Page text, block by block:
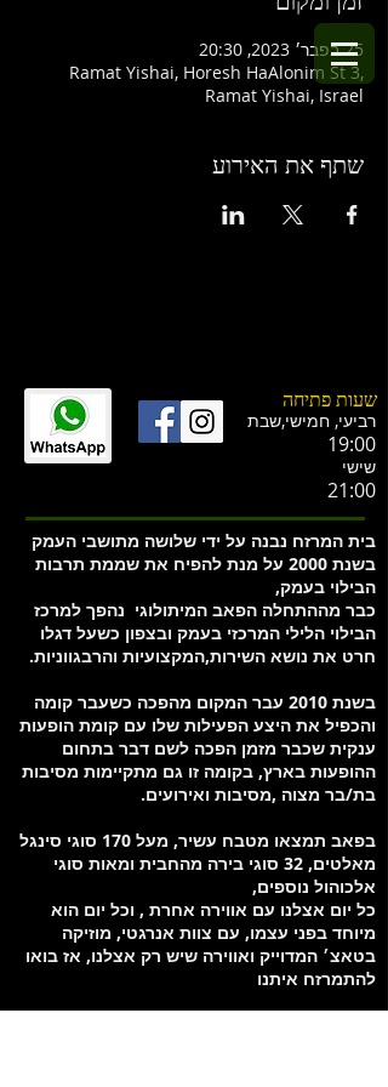
25 בפבר׳ 2023, 20:30
Ramat Yishai, Horesh HaAlonim St 3,
Ramat Yishai, Israel
שתף את האירוע
שעות פתיחה
רביעי, חמישי,שבת
19:00
שישי
21:00
בית המרזח נבנה על ידי שלושה מתושבי העמק
בשנת 2000 על מנת להפיח את שממת תרבות
הבילוי בעמק,
כבר מההתחלה הפאב המיתולוגי נהפך למרכז
הבילוי הלילי המרכזי בעמק ובצפון כשעל דגלו
חרט את נושא השירות,המקצועיות והרבגווניות.
בשנת 2010 עבר המקום מהפכה כשעבר קומה
והכפיל את היצע הפעילות שלו עם קומת הופעות
ענקית שכבר מזמן הפכה לשם דבר בתחום
ההופעות בארץ, בקומה זו גם מתקיימות מסיבות
בת/בר מצוה ,מסיבות ואירועים.
בפאב תמצאו מטבח עשיר, מעל 170 סוגי סינגל
מאלטים, 32 סוגי בירה מהחבית ומאות סוגי
אלכוהול נוספים,
כל יום אצלנו עם אווירה אחרת , וכל יום הוא
מיוחד בפני עצמו, עם צוות אנרגטי, מוזיקה
בטאצ׳ המדוייק ואווירה שיש רק אצלנו, אז בואו
להתמרזח איתנו